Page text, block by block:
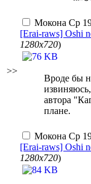
>>
Мокона Ср
[Erai-raws] Oshi
1280x720)
Вроде бы
автора
плане.
Мокона Ср
[Erai-raws] Oshi
1280x720)